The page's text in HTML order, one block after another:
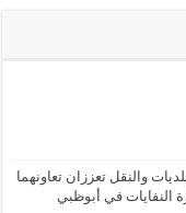
والنقل تعززان تعاونهما
النفايات في أبوظبي